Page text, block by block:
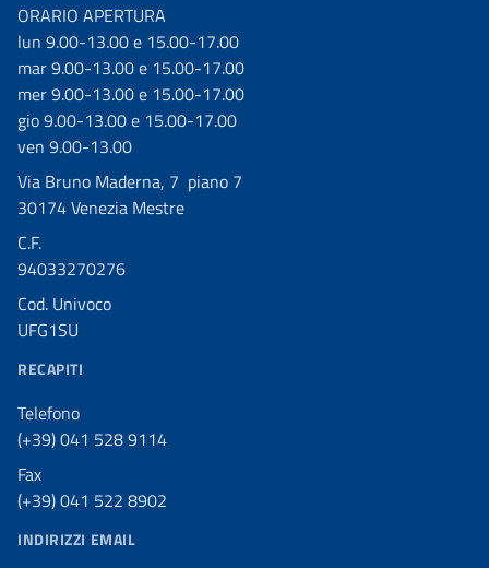
ORARIO APERTURA
lun 9.00-13.00 e 15.00-17.00
mar 9.00-13.00 e 15.00-17.00
mer 9.00-13.00 e 15.00-17.00
gio 9.00-13.00 e 15.00-17.00
ven 9.00-13.00
Via Bruno Maderna, 7 piano 7
30174 Venezia Mestre
C.F.
94033270276
Cod. Univoco
UFG1SU
RECAPITI
Telefono
(+39) 041 528 9114
Fax
(+39) 041 522 8902
INDIRIZZI EMAIL